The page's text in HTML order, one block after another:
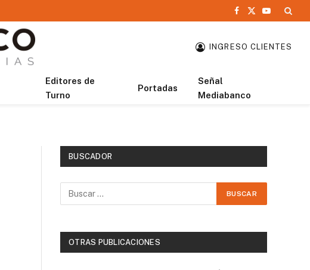
Facebook
X
YouTube
INGRESO CLIENTES
Editores de
Turno
Portadas
Señal
Mediabanco
BUSCADOR
OTRAS PUBLICACIONES